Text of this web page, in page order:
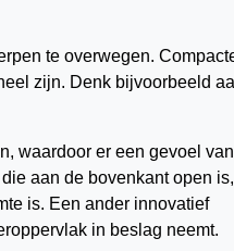
te overwegen.
zijn. Denk bijvoorbeeld
waardoor er een gevoel van
aan de bovenkant open is,
is. Een ander innovatief
in beslag neemt.